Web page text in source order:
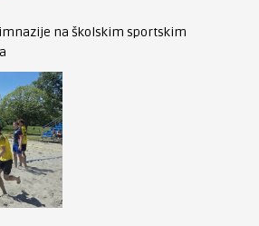
na školskim sportskim